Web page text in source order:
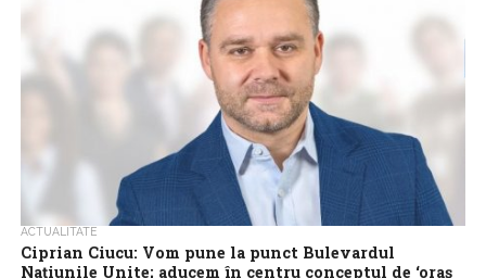
ACTUALITATE
Ciprian Ciucu: Vom pune la punct Bulevardul
Națiunile Unite; aducem în centru conceptul de ‘oraș